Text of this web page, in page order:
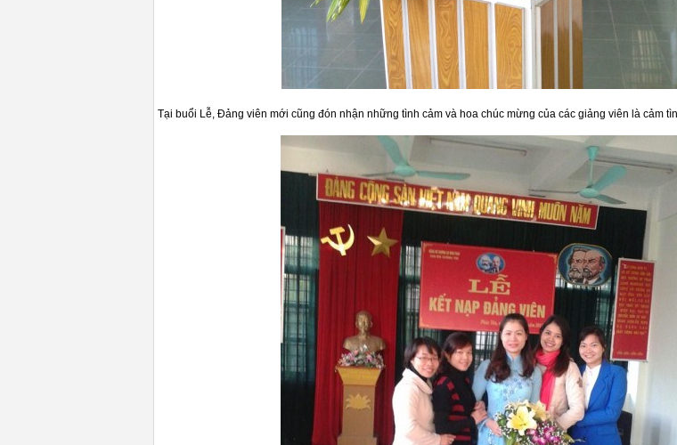
Tại buổi Lễ, Đảng viên mới cũng đón nhận những tình cảm và hoa chúc mừng của các giảng viên là cảm